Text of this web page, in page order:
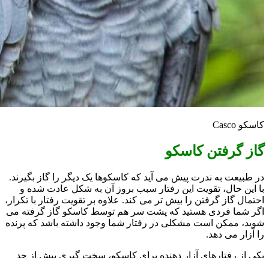
کاسکو Casco
گاز گرفتن کاسکو
در طبیعت به ندرت پیش می آید که کاسکوها یک دیگر را گاز بگیرند.
با این حال، تقویت این رفتار سبب بروز آن به شکل عادت شده و
احتمال گاز گرفتن را بیش تر می کند. علاوه بر تقویت رفتار با تکرار،
اگر شما فردی هستید که پشت سر هم توسط کاسکو گاز گرفته می
شوید، ممکن است مشکلی در رفتار شما وجود داشته باشد که پرنده
را آزار می دهد.
یکی از رفتارهای آزار دهنده برای کاسکو، سخت گیری بیش از حد